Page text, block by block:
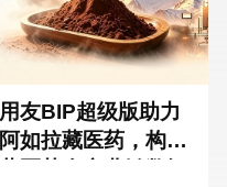
用友BIP超级版助力
阿如拉藏医药，构建